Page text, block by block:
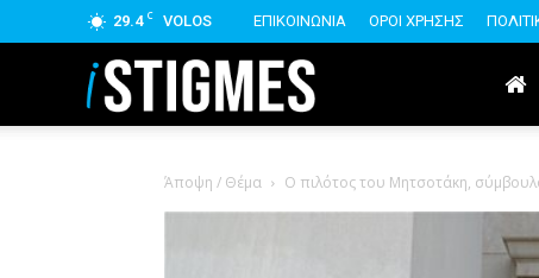
29.4 C VOLOS ΕΠΙΚΟΙΝΩΝΙΑ ΟΡΟΙ ΧΡΗΣΗΣ
istigmes
Άποψη / Θέμα Ο πιλότος του Μητσοτάκη,